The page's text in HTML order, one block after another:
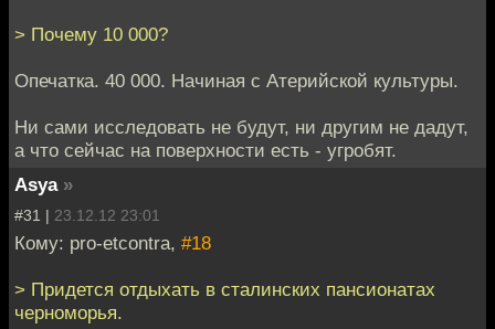
> Почему 10 000?
Опечатка. 40 000. Начиная с Атерийской культуры.
Ни сами исследовать не будут, ни другим не дадут,
а что сейчас на поверхности есть - угробят.
Asya »
#31 | 23.12.12 23:01
Кому: pro-etcontra, #18
> Придется отдыхать в сталинских пансионатах
черноморья.